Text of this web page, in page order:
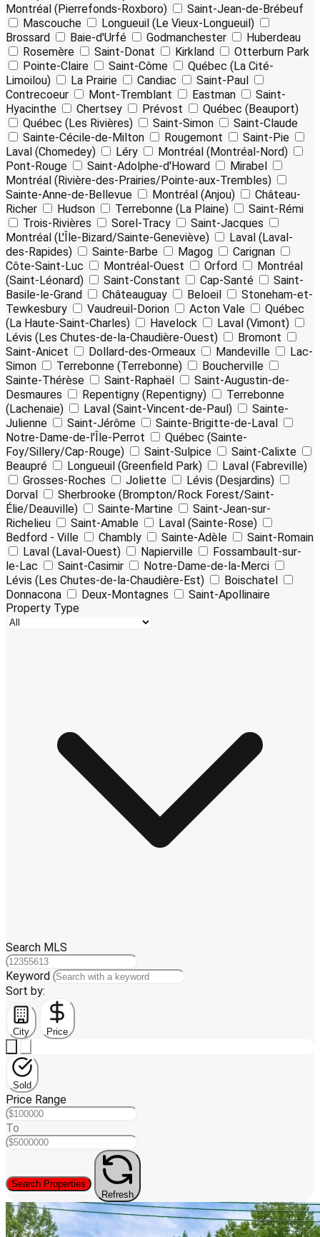
Montréal (Pierrefonds-Roxboro)
Saint-Jean-de-Brébeuf
Mascouche
Longueuil (Le Vieux-Longueuil)
Brossard
Baie-d'Urfé Godmanchester
Huberdeau
Rosemère
Saint-Donat Kirkland
Otterburn Park
Pointe-Claire
Saint-Côme
Québec (La Cité-
Limoilou)
La Prairie Candiac
Saint-Paul
Contrecoeur
Mont-Tremblant Eastman
Saint-
Hyacinthe
Chertsey Prévost
Québec (Beauport)
Québec (Les Rivières)
Saint-Simon
Saint-Claude
Sainte-Cécile-de-Milton
Rougemont
Saint-Pie
Laval (Chomedey)
Léry
Montréal (Montréal-Nord)
Pont-Rouge
Saint-Adolphe-d'Howard
Mirabel
Montréal (Rivière-des-Prairies/Pointe-aux-Trembles)
Sainte-Anne-de-Bellevue
Montréal (Anjou)
Château-
Richer
Hudson Terrebonne (La Plaine)
Saint-Rémi
Trois-Rivières
Sorel-Tracy
Saint-Jacques
Montréal (L'Île-Bizard/Sainte-Geneviève)
Laval (Laval-
des-Rapides)
Sainte-Barbe Magog
Carignan
Côte-Saint-Luc
Montréal-Ouest Orford
Montréal
(Saint-Léonard)
Saint-Constant Cap-Santé
Saint-
Basile-le-Grand
Châteauguay Beloeil
Stoneham-et-
Tewkesbury
Vaudreuil-Dorion Acton Vale
Québec
(La Haute-Saint-Charles)
Havelock
Laval (Vimont)
Lévis (Les Chutes-de-la-Chaudière-Ouest)
Bromont
Saint-Anicet
Dollard-des-Ormeaux Mandeville
Lac-
Simon
Terrebonne (Terrebonne)
Boucherville
Sainte-Thérèse
Saint-Raphaël
Saint-Augustin-de-
Desmaures
Repentigny (Repentigny)
Terrebonne
(Lachenaie)
Laval (Saint-Vincent-de-Paul)
Sainte-
Julienne
Saint-Jérôme
Sainte-Brigitte-de-Laval
Notre-Dame-de-l'Île-Perrot
Québec (Sainte-
Foy/Sillery/Cap-Rouge)
Saint-Sulpice
Saint-Calixte
Beaupré
Longueuil (Greenfield Park)
Laval (Fabreville)
Grosses-Roches
Joliette
Lévis (Desjardins)
Dorval
Sherbrooke (Brompton/Rock Forest/Saint-
Élie/Deauville)
Sainte-Martine
Saint-Jean-sur-
Richelieu
Saint-Amable
Laval (Sainte-Rose)
Bedford - Ville
Chambly Sainte-Adèle
Saint-Romain
Laval (Laval-Ouest)
Napierville
Fossambault-sur-
le-Lac
Saint-Casimir
Notre-Dame-de-la-Merci
Lévis (Les Chutes-de-la-Chaudière-Est)
Boischatel
Donnacona
Deux-Montagnes
Saint-Apollinaire
Property Type
Search MLS
Keyword
Sort by:
City Price
Sold
Price Range
To
Search Properties
Refresh